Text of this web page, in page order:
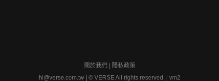
關於我們 | 隱私政策
hi@verse.com.tw | © VERSE All rights reserved. | vm2